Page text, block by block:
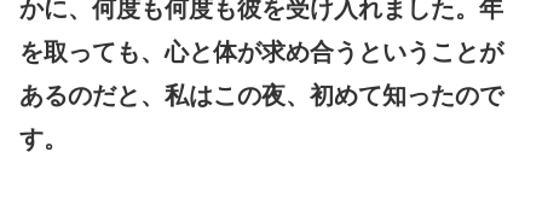
かに、何度も何度も彼を受け入れました。年
を取っても、心と体が求め合うということが
あるのだと、私はこの夜、初めて知ったので
す。